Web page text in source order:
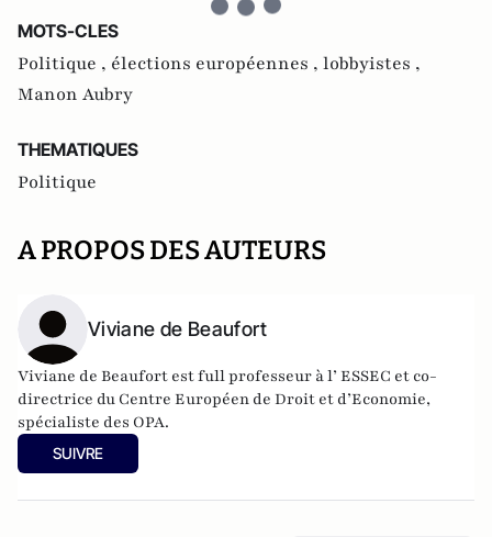
MOTS-CLES
Politique , élections européennes , lobbyistes ,
Manon Aubry
THEMATIQUES
Politique
A PROPOS DES AUTEURS
Viviane de Beaufort
Viviane de Beaufort est full professeur à l’ ESSEC et co-
directrice du Centre Européen de Droit et d’Economie,
spécialiste des OPA.
SUIVRE